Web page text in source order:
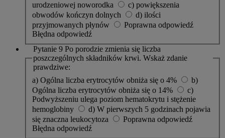
urodzeniowej noworodka
c) powiększenia
obwodów kończyn dolnych
d) ilości
przyjmowanych płynów
Poprawna odpowiedź
Błędna odpowiedź
Pytanie 9 Po porodzie zmienia się liczba
poszczególnych składników krwi. Wskaż zdanie
prawdziwe:
a) Ogólna liczba erytrocytów obniża się o 4%
b)
Ogólna liczba erytrocytów obniża się o 14%
c)
Podwyższeniu ulega poziom hematokrytu i stężenie
hemoglobiny
d) W pierwszych 5 godzinach pojawia
się znaczna leukocytoza
Poprawna odpowiedź
Błędna odpowiedź